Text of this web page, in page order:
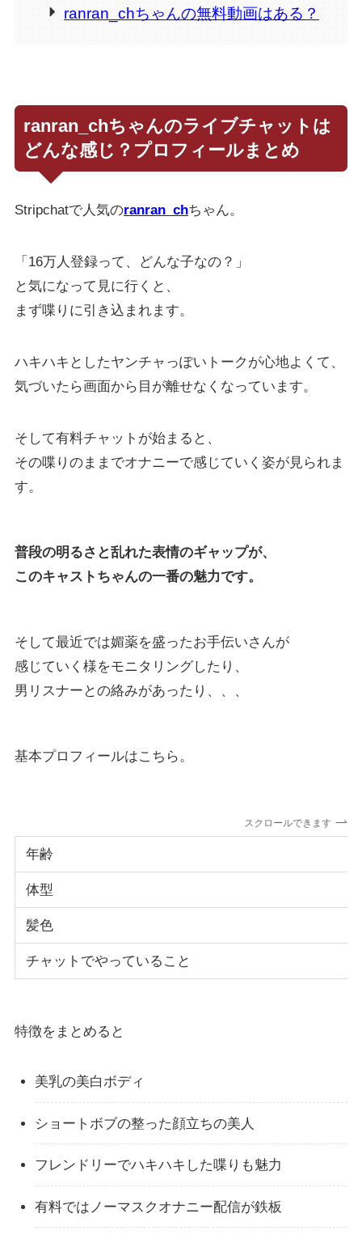
ranran_chちゃんの無料動画はある？
ranran_chちゃんのライブチャットは
どんな感じ？プロフィールまとめ
Stripchatで人気のranran_chちゃん。
「16万人登録って、どんな子なの？」
と気になって見に行くと、
まず喋りに引き込まれます。
ハキハキとしたヤンチャっぽいトークが心地よくて、
気づいたら画面から目が離せなくなっています。
そして有料チャットが始まると、
その喋りのままでオナニーで感じていく姿が見られま
す。
普段の明るさと乱れた表情のギャップが、
このキャストちゃんの一番の魅力です。
そして最近では媚薬を盛ったお手伝いさんが
感じていく様をモニタリングしたり、
男リスナーとの絡みがあったり、、、
基本プロフィールはこちら。
スクロールできます
年齢
体型
髪色
チャットでやっていること
特徴をまとめると
美乳の美白ボディ
ショートボブの整った顔立ちの美人
フレンドリーでハキハキした喋りも魅力
有料ではノーマスクオナニー配信が鉄板